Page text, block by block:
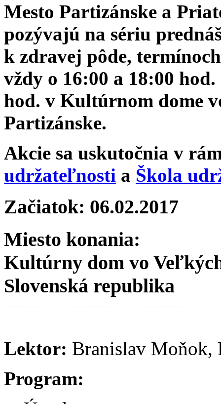
Mesto Partizánske a
pozývajú na sériu
k zdravej pôde,
vždy o 16:00 a 18:00
hod. v Kultúrnom dome
Partizánske.
Akcie sa uskutočnia v
udržateľnosti a Škola
Začiatok: 06.02.2017
Miesto konania:
Kultúrny dom vo
Slovenská republika
Lektor: Branislav Moňok,
Program: